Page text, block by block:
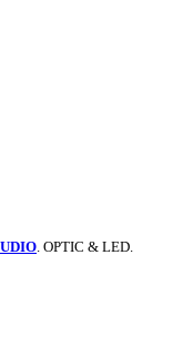
. OPTIC & LED.